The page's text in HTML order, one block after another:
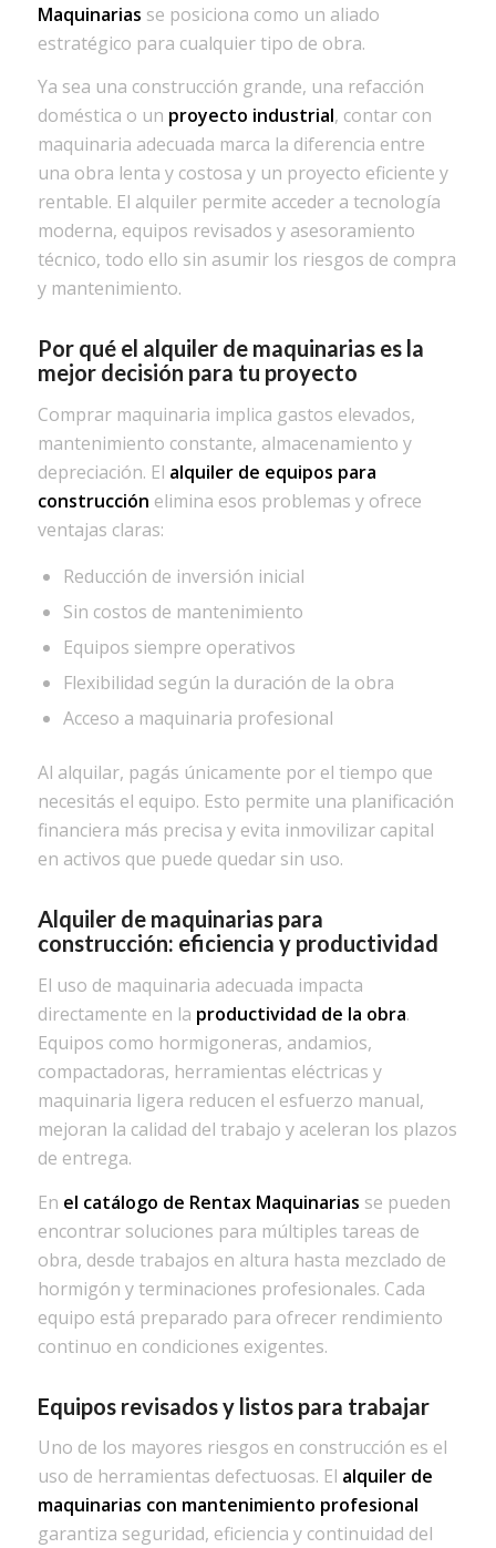
Maquinarias se posiciona como un aliado
estratégico para cualquier tipo de obra.
Ya sea una construcción grande, una refacción
doméstica o un proyecto industrial, contar con
maquinaria adecuada marca la diferencia entre
una obra lenta y costosa y un proyecto eficiente y
rentable. El alquiler permite acceder a tecnología
moderna, equipos revisados y asesoramiento
técnico, todo ello sin asumir los riesgos de compra
y mantenimiento.
Por qué el alquiler de maquinarias es la
mejor decisión para tu proyecto
Comprar maquinaria implica gastos elevados,
mantenimiento constante, almacenamiento y
depreciación. El alquiler de equipos para
construcción elimina esos problemas y ofrece
ventajas claras:
Reducción de inversión inicial
Sin costos de mantenimiento
Equipos siempre operativos
Flexibilidad según la duración de la obra
Acceso a maquinaria profesional
Al alquilar, pagás únicamente por el tiempo que
necesitás el equipo. Esto permite una planificación
financiera más precisa y evita inmovilizar capital
en activos que puede quedar sin uso.
Alquiler de maquinarias para
construcción: eficiencia y productividad
El uso de maquinaria adecuada impacta
directamente en la productividad de la obra.
Equipos como hormigoneras, andamios,
compactadoras, herramientas eléctricas y
maquinaria ligera reducen el esfuerzo manual,
mejoran la calidad del trabajo y aceleran los plazos
de entrega.
En el catálogo de Rentax Maquinarias se pueden
encontrar soluciones para múltiples tareas de
obra, desde trabajos en altura hasta mezclado de
hormigón y terminaciones profesionales. Cada
equipo está preparado para ofrecer rendimiento
continuo en condiciones exigentes.
Equipos revisados y listos para trabajar
Uno de los mayores riesgos en construcción es el
uso de herramientas defectuosas. El alquiler de
maquinarias con mantenimiento profesional
garantiza seguridad, eficiencia y continuidad del